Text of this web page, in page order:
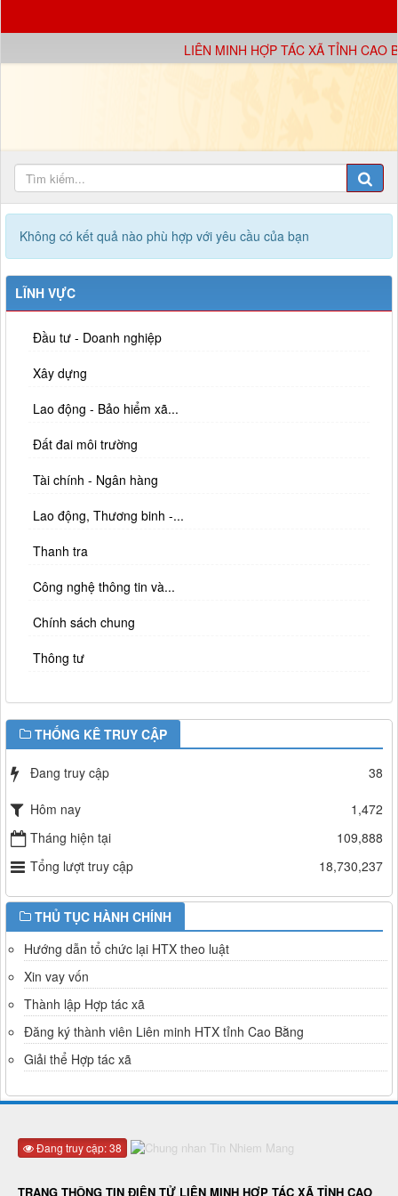
LIÊN MINH HỢP TÁC XÃ TỈNH CAO
Không có kết quả nào phù hợp với yêu cầu của bạn
LĨNH VỰC
Đầu tư - Doanh nghiệp
Xây dựng
Lao động - Bảo hiểm xã...
Đất đai môi trường
Tài chính - Ngân hàng
Lao động, Thương binh -...
Thanh tra
Công nghệ thông tin và...
Chính sách chung
Thông tư
THỐNG KÊ TRUY CẬP
Đang truy cập 38
Hôm nay
1,472
Tháng hiện tại
109,888
Tổng lượt truy cập
18,730,237
THỦ TỤC HÀNH CHÍNH
Hướng dẫn tổ chức lại HTX theo luật
Xin vay vốn
Thành lập Hợp tác xã
Đăng ký thành viên Liên minh HTX tỉnh Cao Bằng
Giải thể Hợp tác xã
Đang truy cập: 38
TRANG THÔNG TIN ĐIỆN TỬ LIÊN MINH HỢP TÁC XÃ TỈNH CAO